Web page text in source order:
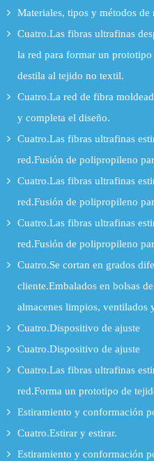
Materiales, tipos y métodos
Cuatro.Las fibras ultrafinas
la red para formar un
destila al tejido no textil.
Cuatro.La red de fibra
y completa el diseño.
Cuatro.Las fibras ultrafinas
red.Fusión de polipropileno
Cuatro.Las fibras ultrafinas
red.Fusión de polipropileno
Cuatro.Las fibras ultrafinas
red.Fusión de polipropileno
Cuatro.Se cortan en grados
cliente.Embalados en bolsas
almacenes limpios, ventilados
Cuatro.Dispositivo de ajuste
Cuatro.Dispositivo de ajuste
Cuatro.Las fibras ultrafinas
red.Forma un prototipo de
Estiramiento y conformación
Cuatro.Estirar y estirar.
Estiramiento y conformación